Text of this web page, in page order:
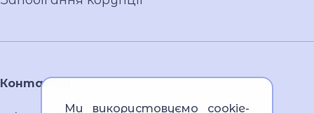
Контакти
Ми використовуємо cookie-